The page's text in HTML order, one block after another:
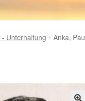
- Unterhaltung Anka,